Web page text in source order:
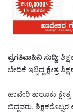
ಪ್ರಗತಿವಾಹಿನಿ ಸುದ್ದಿ:
ಬೇದಿಕೆ ಇಟ್ಟಿದ್ದ ಕ್ಷೇತ್ರ
ಹಾವೇರಿ ತಾಲೂಕು
ಬಿದ್ದವರು.